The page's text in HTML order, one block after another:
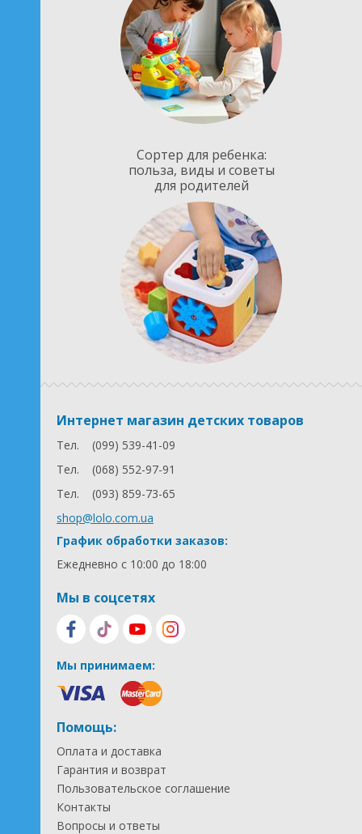
Сортер для ребенка:
польза, виды и советы
для родителей
Интернет магазин детских товаров
Тел.
(099) 539-41-09
Тел.
(068) 552-97-91
Тел.
(093) 859-73-65
shop@lolo.com.ua
График обработки заказов:
Ежедневно с 10:00 до 18:00
Мы в соцсетях
Мы принимаем:
Помощь:
Оплата и доставка
Гарантия и возврат
Пользовательское соглашение
Контакты
Вопросы и ответы